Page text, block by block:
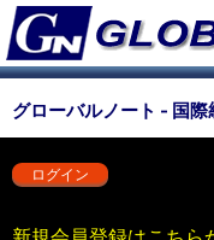
グローバルノート - 国
ログイン